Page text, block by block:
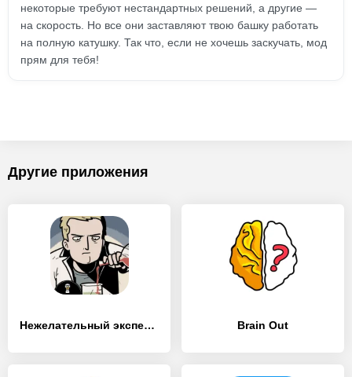
некоторые требуют нестандартных решений, а другие —
на скорость. Но все они заставляют твою башку работать
на полную катушку. Так что, если не хочешь заскучать, мод
прям для тебя!
Другие приложения
Нежелательный эксперимент Brain Out